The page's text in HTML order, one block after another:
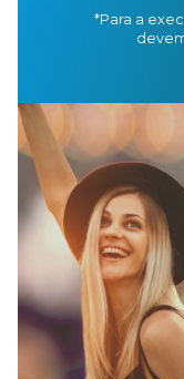
*Para a